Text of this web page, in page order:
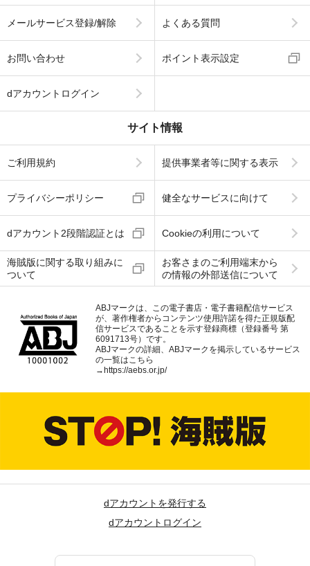
メールサービス登録/解除 よくある質問
お問い合わせ ポイント表示設定
dアカウントログイン
サイト情報
ご利用規約 提供事業者等に関する表示
プライバシーポリシー 健全なサービスに向けて
dアカウント2段階認証とは Cookieの利用について
海賊版に関する取り組みに
ついて
お客さまのご利用端末から
の情報の外部送信について
ABJマークは、この電子書店・電子書籍配信サービス
が、著作権者からコンテンツ使用許諾を得た正規版配
信サービスであることを示す登録商標（登録番号 第
6091713号）です。
ABJマークの詳細、ABJマークを掲示しているサービス
の一覧はこちら
→ https://aebs.or.jp/
dアカウントを発行する
dアカウントログイン